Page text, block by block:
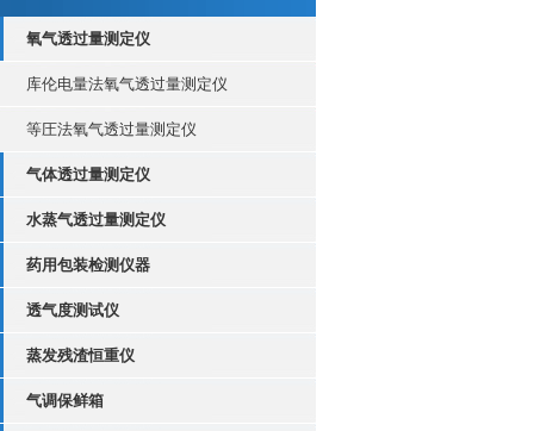
氧气透过量测定仪
库伦电量法氧气透过量测定仪
等圧法氧气透过量测定仪
气体透过量测定仪
水蒸气透过量测定仪
药用包装检测仪器
透气度测试仪
蒸发残渣恒重仪
气调保鲜箱